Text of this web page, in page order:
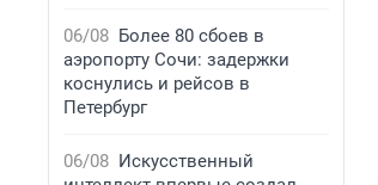
06/08 Более 80 сбоев в
аэропорту Сочи: задержки
коснулись и рейсов в
Петербург
06/08 Искусственный